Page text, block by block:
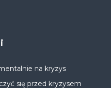
na kryzys
się przed kryzysem